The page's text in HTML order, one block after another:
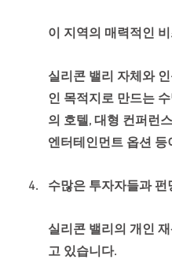
이 지역의 매력적인
실리콘 밸리 자체와
인 목적지로 만드는
의 호텔, 대형 컨퍼런
엔터테인먼트 옵션 등
수많은 투자자들과
실리콘 밸리의 개인
고 있습니다.